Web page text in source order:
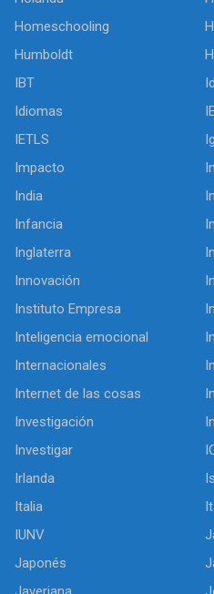
Homeschooling
Humboldt
IBT
Idiomas
IETLS
Impacto
India
Infancia
Inglaterra
Innovación
Instituto Empresa
Inteligencia emocional
Internacionales
Internet de las cosas
Investigación
Investigar
Irlanda
Italia
IUNV
Japonés